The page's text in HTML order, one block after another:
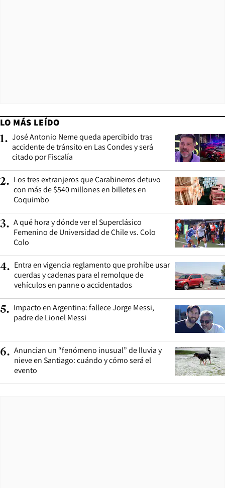
LO MÁS LEÍDO
1. José Antonio Neme queda apercibido tras
accidente de tránsito en Las Condes y será
citado por Fiscalía
2. Los tres extranjeros que Carabineros detuvo
con más de $540 millones en billetes en
Coquimbo
3. A qué hora y dónde ver el Superclásico
Femenino de Universidad de Chile vs. Colo
Colo
4. Entra en vigencia reglamento que prohíbe usar
cuerdas y cadenas para el remolque de
vehículos en panne o accidentados
5. Impacto en Argentina: fallece Jorge Messi,
padre de Lionel Messi
6. Anuncian un “fenómeno inusual” de lluvia y
nieve en Santiago: cuándo y cómo será el
evento